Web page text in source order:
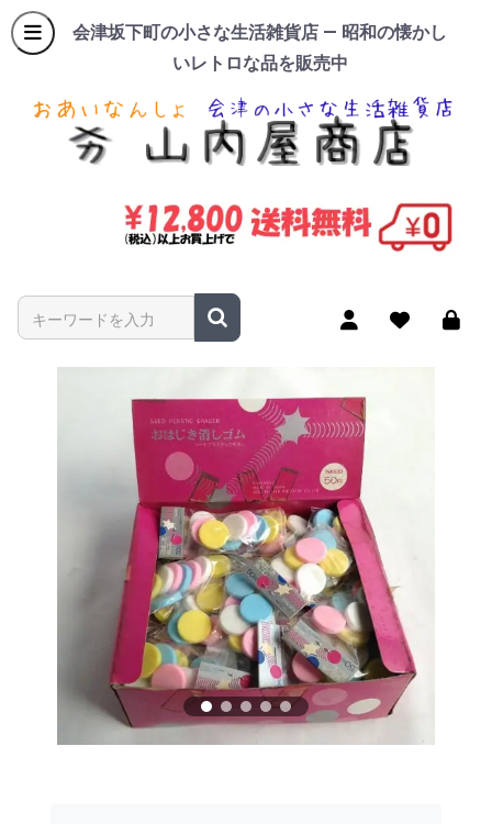
会津坂下町の小さな生活雑貨店 — 昭和の懐かし
いレトロな品を販売中
商品名やキーワードを入力